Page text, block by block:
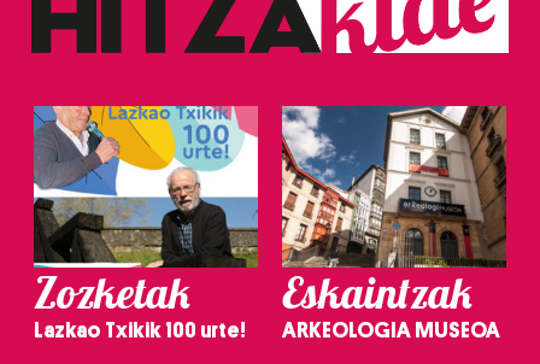
Zozketak
Lazkao Txikik 100 urte!
Eskaintzak
ARKEOLOGIA MUSEOA